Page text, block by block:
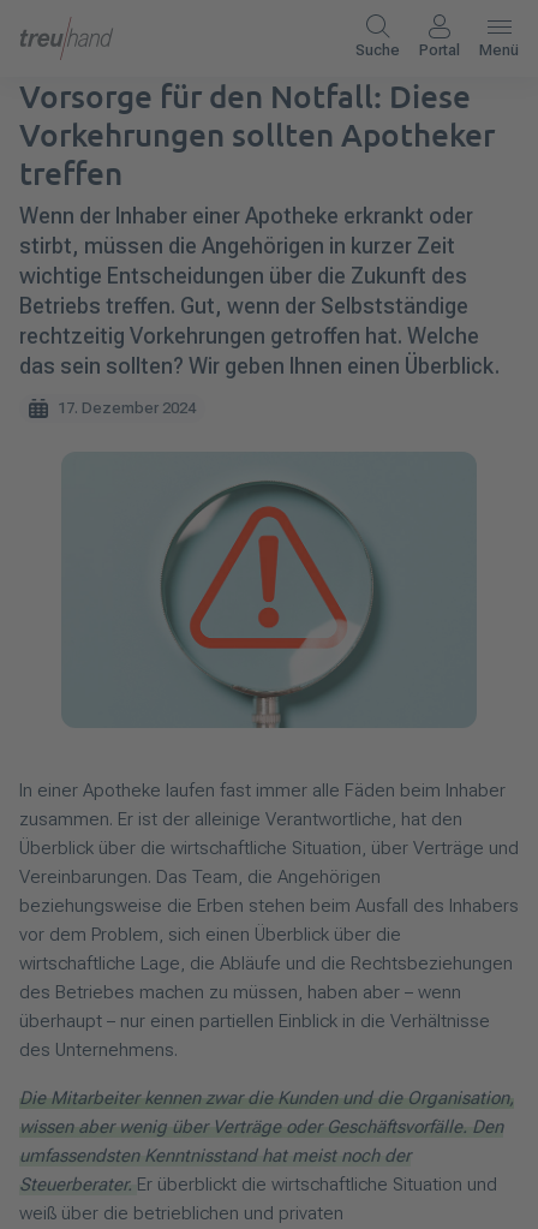
Suche Portal Menü
Vorsorge für den Notfall: Diese
Vorkehrungen sollten Apotheker
treffen
Wenn der Inhaber einer Apotheke erkrankt oder
stirbt, müssen die Angehörigen in kurzer Zeit
wichtige Entscheidungen über die Zukunft des
Betriebs treffen. Gut, wenn der Selbstständige
rechtzeitig Vorkehrungen getroffen hat. Welche
das sein sollten? Wir geben Ihnen einen Überblick.
17. Dezember 2024
In einer Apotheke laufen fast immer alle Fäden beim Inhaber
zusammen. Er ist der alleinige Verantwortliche, hat den
Überblick über die wirtschaftliche Situation, über Verträge und
Vereinbarungen. Das Team, die Angehörigen
beziehungsweise die Erben stehen beim Ausfall des Inhabers
vor dem Problem, sich einen Überblick über die
wirtschaftliche Lage, die Abläufe und die Rechtsbeziehungen
des Betriebes machen zu müssen, haben aber – wenn
überhaupt – nur einen partiellen Einblick in die Verhältnisse
des Unternehmens.
Die Mitarbeiter kennen zwar die Kunden und die Organisation,
wissen aber wenig über Verträge oder Geschäftsvorfälle. Den
umfassendsten Kenntnisstand hat meist noch der
Steuerberater. Er überblickt die wirtschaftliche Situation und
weiß über die betrieblichen und privaten